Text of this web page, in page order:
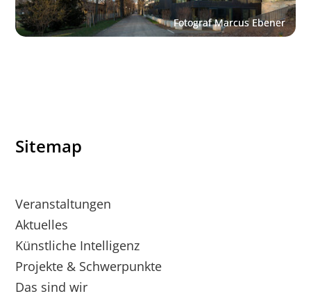
Sitemap
Veranstaltungen
Aktuelles
Künstliche Intelligenz
Projekte & Schwerpunkte
Das sind wir